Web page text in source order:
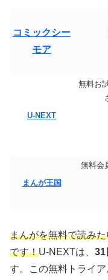
コミックシー
モア
U-NEXT
無料お
まんが王国
無料会
まんがを無料で読み
です！U-NEXTは、 31
す。この無料トライア